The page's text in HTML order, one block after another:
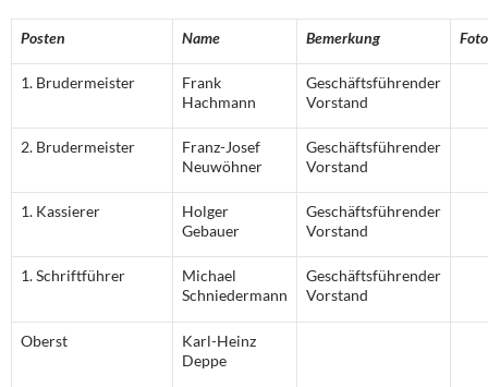
Posten Name Bemerkung Foto
1. Brudermeister
Frank
Hachmann
Geschäftsführender
Vorstand
2. Brudermeister
Franz-Josef
Neuwöhner
Geschäftsführender
Vorstand
1. Kassierer
Holger
Gebauer
Geschäftsführender
Vorstand
1. Schriftführer
Michael
Schniedermann
Geschäftsführender
Vorstand
Oberst
Karl-Heinz
Deppe